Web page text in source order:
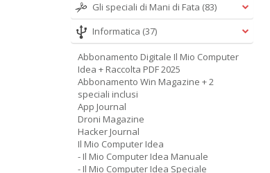
Gli speciali di Mani di Fata (83)
Informatica (37)
Abbonamento Digitale Il Mio Computer
Idea + Raccolta PDF 2025
Abbonamento Win Magazine + 2
speciali inclusi
App Journal
Droni Magazine
Hacker Journal
Il Mio Computer Idea
- Il Mio Computer Idea Manuale
- Il Mio Computer Idea Speciale